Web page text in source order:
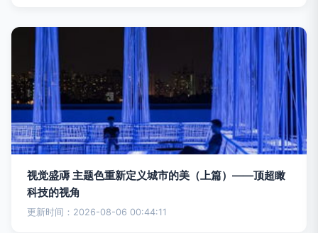
视觉盛䢆 主题色重新定义城市的美（上篇）——顶超瞰
科技的视角
更新时间：2026-08-06 00:44:11